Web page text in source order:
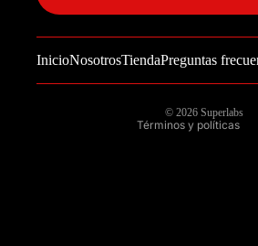
InicioNosotrosTiendaPreguntas
© 2026 Superlabs
Términos y políticas
Política de reembolso
Términos del servicio
Política de envío